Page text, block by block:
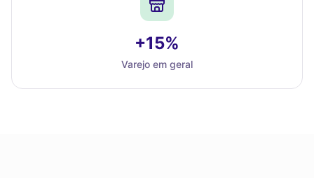
+15%
Varejo em geral